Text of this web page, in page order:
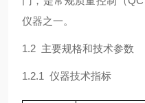
仪器之一。
1.2 主要规格和技术参数
1.2.1 仪器技术指标